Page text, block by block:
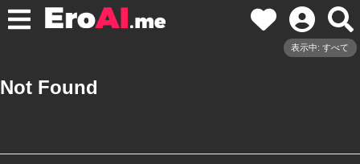
表示中: すべて
Not Found